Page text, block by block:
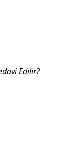
Edilir?